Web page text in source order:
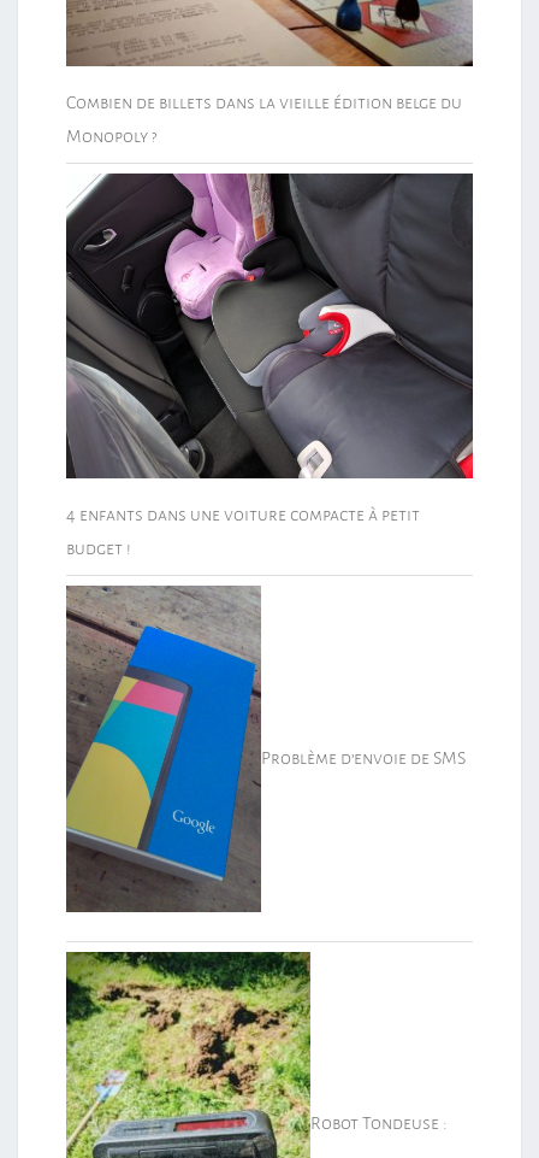
Combien de billets dans la vieille édition belge du
Monopoly ?
4 enfants dans une voiture compacte à petit
budget !
Problème d’envoie de SMS
Robot Tondeuse :